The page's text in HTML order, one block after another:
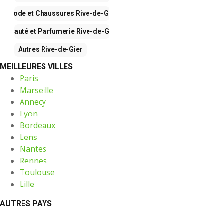
Mode et Chaussures Rive-de-Gier
Beauté et Parfumerie Rive-de-Gier
Autres Rive-de-Gier
MEILLEURES VILLES
Paris
Marseille
Annecy
Lyon
Bordeaux
Lens
Nantes
Rennes
Toulouse
Lille
AUTRES PAYS